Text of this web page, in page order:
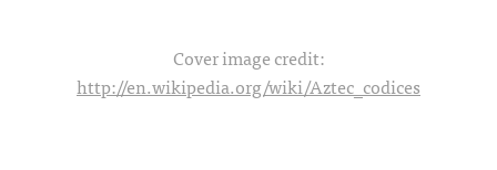
Cover image credit:
http://en.wikipedia.org/wiki/Aztec_codices